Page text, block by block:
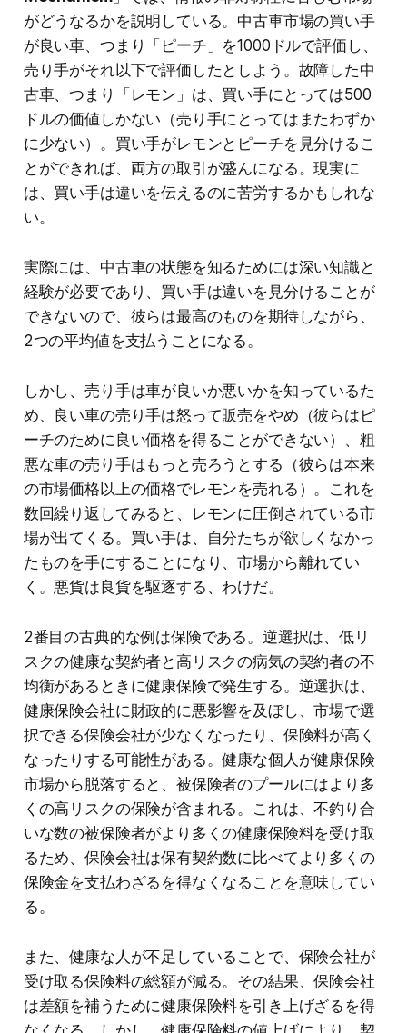
がどうなるかを説明している。中古車市場の買い手
が良い車、つまり「ピーチ」を1000ドルで評価し、
売り手がそれ以下で評価したとしよう。故障した中
古車、つまり「レモン」は、買い手にとっては500
ドルの価値しかない（売り手にとってはまたわずか
に少ない）。買い手がレモンとピーチを見分けるこ
とができれば、両方の取引が盛んになる。現実に
は、買い手は違いを伝えるのに苦労するかもしれな
い。
実際には、中古車の状態を知るためには深い知識と
経験が必要であり、買い手は違いを見分けることが
できないので、彼らは最高のものを期待しながら、
2つの平均値を支払うことになる。
しかし、売り手は車が良いか悪いかを知っているた
め、良い車の売り手は怒って販売をやめ（彼らはピ
ーチのために良い価格を得ることができない）、粗
悪な車の売り手はもっと売ろうとする（彼らは本来
の市場価格以上の価格でレモンを売れる）。これを
数回繰り返してみると、レモンに圧倒されている市
場が出てくる。買い手は、自分たちが欲しくなかっ
たものを手にすることになり、市場から離れてい
く。悪貨は良貨を駆逐する、わけだ。
2番目の古典的な例は保険である。逆選択は、低リ
スクの健康な契約者と高リスクの病気の契約者の不
均衡があるときに健康保険で発生する。逆選択は、
健康保険会社に財政的に悪影響を及ぼし、市場で選
択できる保険会社が少なくなったり、保険料が高く
なったりする可能性がある。健康な個人が健康保険
市場から脱落すると、被保険者のプールにはより多
くの高リスクの保険が含まれる。これは、不釣り合
いな数の被保険者がより多くの健康保険料を受け取
るため、保険会社は保有契約数に比べてより多くの
保険金を支払わざるを得なくなることを意味してい
る。
また、健康な人が不足していることで、保険会社が
受け取る保険料の総額が減る。その結果、保険会社
は差額を補うために健康保険料を引き上げざるを得